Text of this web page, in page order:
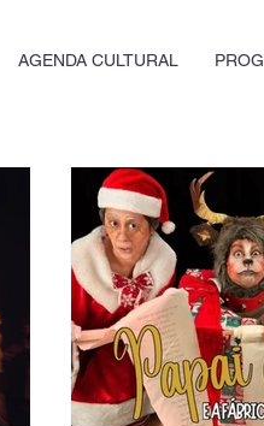
AGENDA CULTURAL